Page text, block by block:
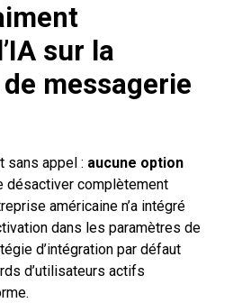
sur la
messagerie
sans appel : aucune option
désactiver complètement
américaine n’a intégré
dans les paramètres de
d’intégration par défaut
d’utilisateurs actifs